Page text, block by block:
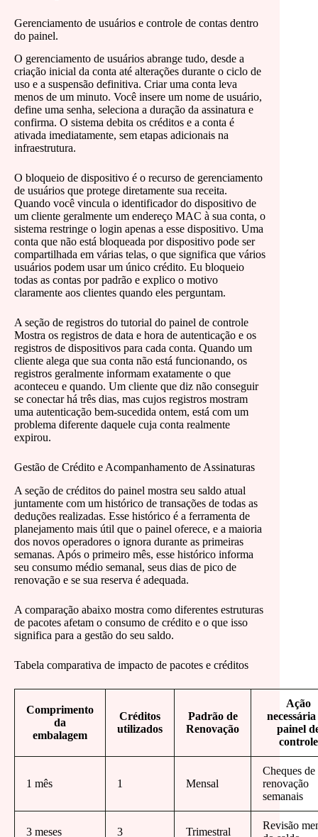
Gerenciamento de usuários e controle de contas dentro
do painel.
O gerenciamento de usuários abrange tudo, desde a
criação inicial da conta até alterações durante o ciclo de
uso e a suspensão definitiva. Criar uma conta leva
menos de um minuto. Você insere um nome de usuário,
define uma senha, seleciona a duração da assinatura e
confirma. O sistema debita os créditos e a conta é
ativada imediatamente, sem etapas adicionais na
infraestrutura.
O bloqueio de dispositivo é o recurso de gerenciamento
de usuários que protege diretamente sua receita.
Quando você vincula o identificador do dispositivo de
um cliente geralmente um endereço MAC à sua conta, o
sistema restringe o login apenas a esse dispositivo. Uma
conta que não está bloqueada por dispositivo pode ser
compartilhada em várias telas, o que significa que vários
usuários podem usar um único crédito. Eu bloqueio
todas as contas por padrão e explico o motivo
claramente aos clientes quando eles perguntam.
A seção de registros do tutorial do painel de controle
Mostra os registros de data e hora de autenticação e os
registros de dispositivos para cada conta. Quando um
cliente alega que sua conta não está funcionando, os
registros geralmente informam exatamente o que
aconteceu e quando. Um cliente que diz não conseguir
se conectar há três dias, mas cujos registros mostram
uma autenticação bem-sucedida ontem, está com um
problema diferente daquele cuja conta realmente
expirou.
Gestão de Crédito e Acompanhamento de Assinaturas
A seção de créditos do painel mostra seu saldo atual
juntamente com um histórico de transações de todas as
deduções realizadas. Esse histórico é a ferramenta de
planejamento mais útil que o painel oferece, e a maioria
dos novos operadores o ignora durante as primeiras
semanas. Após o primeiro mês, esse histórico informa
seu consumo médio semanal, seus dias de pico de
renovação e se sua reserva é adequada.
A comparação abaixo mostra como diferentes estruturas
de pacotes afetam o consumo de crédito e o que isso
significa para a gestão do seu saldo.
Tabela comparativa de impacto de pacotes e créditos
Comprimento
da
embalagem
Créditos
utilizados
Padrão de
Renovação
Ação
painel
controle
1 mês 1 Mensal
Cheques de
renovação
semanais
3 meses 3 Trimestral
Revisão